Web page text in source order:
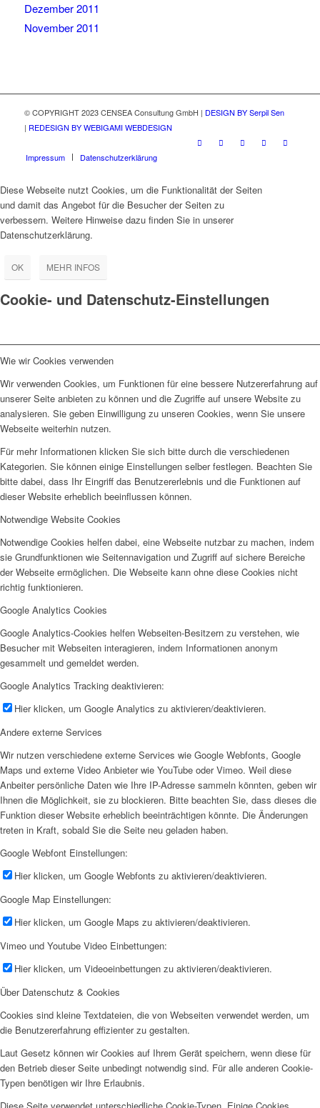
Dezember 2011
November 2011
© COPYRIGHT 2023 CENSEA Consultung GmbH | DESIGN BY Serpil Sen
| REDESIGN BY WEBIGAMI WEBDESIGN
Impressum Datenschutzerklärung
Diese Webseite nutzt Cookies, um die Funktionalität der Seiten
und damit das Angebot für die Besucher der Seiten zu
verbessern. Weitere Hinweise dazu finden Sie in unserer
Datenschutzerklärung.
OK MEHR INFOS
Cookie- und Datenschutz-Einstellungen
Wie wir Cookies verwenden
Wir verwenden Cookies, um Funktionen für eine bessere Nutzererfahrung auf
unserer Seite anbieten zu können und die Zugriffe auf unsere Website zu
analysieren. Sie geben Einwilligung zu unseren Cookies, wenn Sie unsere
Webseite weiterhin nutzen.
Für mehr Informationen klicken Sie sich bitte durch die verschiedenen
Kategorien. Sie können einige Einstellungen selber festlegen. Beachten Sie
bitte dabei, dass Ihr Eingriff das Benutzererlebnis und die Funktionen auf
dieser Website erheblich beeinflussen können.
Notwendige Website Cookies
Notwendige Cookies helfen dabei, eine Webseite nutzbar zu machen, indem
sie Grundfunktionen wie Seitennavigation und Zugriff auf sichere Bereiche
der Webseite ermöglichen. Die Webseite kann ohne diese Cookies nicht
richtig funktionieren.
Google Analytics Cookies
Google Analytics-Cookies helfen Webseiten-Besitzern zu verstehen, wie
Besucher mit Webseiten interagieren, indem Informationen anonym
gesammelt und gemeldet werden.
Google Analytics Tracking deaktivieren:
Hier klicken, um Google Analytics zu aktivieren/deaktivieren.
Andere externe Services
Wir nutzen verschiedene externe Services wie Google Webfonts, Google
Maps und externe Video Anbieter wie YouTube oder Vimeo. Weil diese
Anbeiter persönliche Daten wie Ihre IP-Adresse sammeln könnten, geben wir
Ihnen die Möglichkeit, sie zu blockieren. Bitte beachten Sie, dass dieses die
Funktion dieser Website erheblich beeinträchtigen könnte. Die Änderungen
treten in Kraft, sobald Sie die Seite neu geladen haben.
Google Webfont Einstellungen:
Hier klicken, um Google Webfonts zu aktivieren/deaktivieren.
Google Map Einstellungen:
Hier klicken, um Google Maps zu aktivieren/deaktivieren.
Vimeo und Youtube Video Einbettungen:
Hier klicken, um Videoeinbettungen zu aktivieren/deaktivieren.
Über Datenschutz & Cookies
Cookies sind kleine Textdateien, die von Webseiten verwendet werden, um
die Benutzererfahrung effizienter zu gestalten.
Laut Gesetz können wir Cookies auf Ihrem Gerät speichern, wenn diese für
den Betrieb dieser Seite unbedingt notwendig sind. Für alle anderen Cookie-
Typen benötigen wir Ihre Erlaubnis.